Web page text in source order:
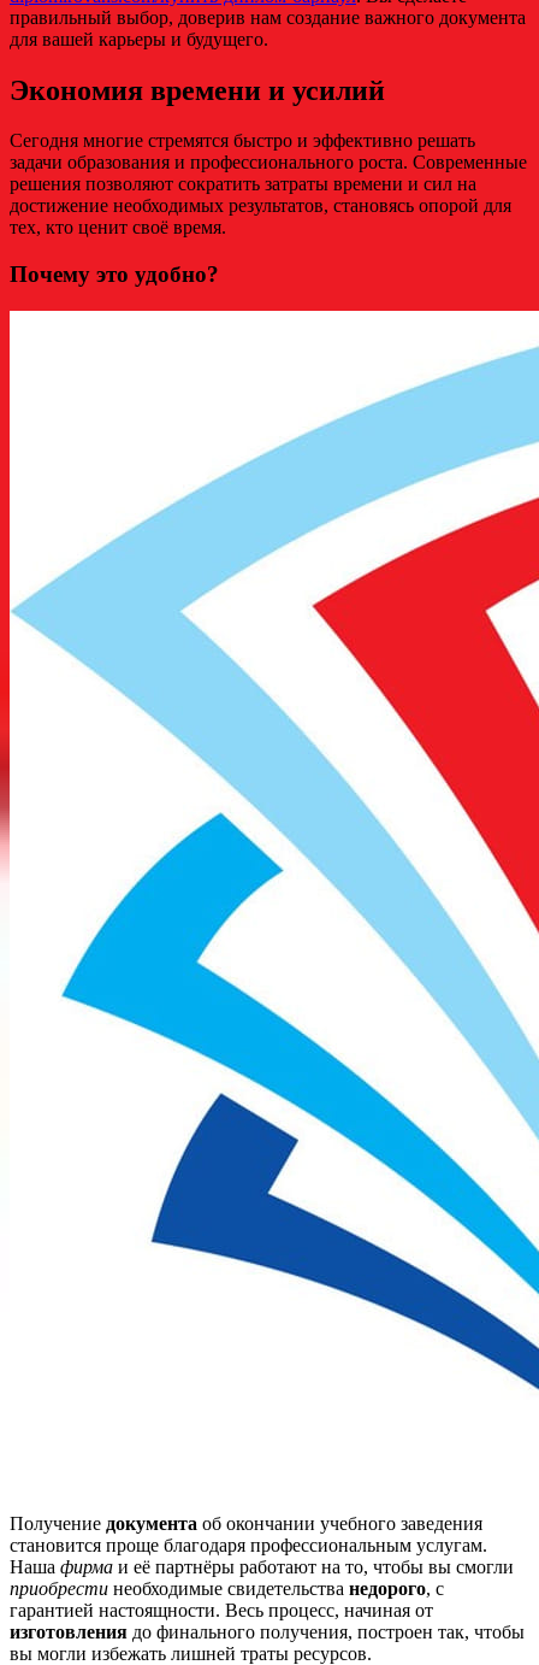
правильный выбор, доверив нам создание важного документа
для вашей карьеры и будущего.
Экономия времени и усилий
Сегодня многие стремятся быстро и эффективно решать
задачи образования и профессионального роста. Современные
решения позволяют сократить затраты времени и сил на
достижение необходимых результатов, становясь опорой для
тех, кто ценит своё время.
Почему это удобно?
Получение документа об окончании учебного заведения
становится проще благодаря профессиональным услугам.
Наша фирма и её партнёры работают на то, чтобы вы смогли
приобрести необходимые свидетельства недорого, с
гарантией настоящности. Весь процесс, начиная от
изготовления до финального получения, построен так, чтобы
вы могли избежать лишней траты ресурсов.